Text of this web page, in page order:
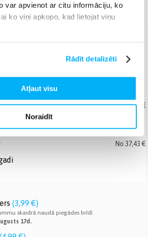
var apvienot ar citu informāciju, ko
ko viņi apkopo, kad lietojat viņu
Rādīt detalizēti
Atļaut visu
Noraidīt
IELIKT GROZĀ
papildmaksas 6 mēn.
No 28,78 €
+ 5
No 37,43 €
(3,99 €)
skaidrā naudā piegādes brīdī.
17d.